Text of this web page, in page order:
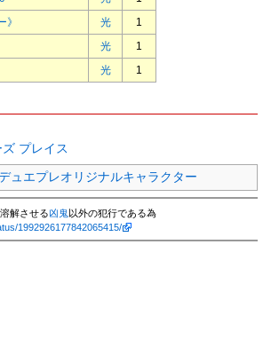
》
光
1
光
1
光 1
プレイス
ュエプレオリジナルキャラクター
解させる凶鬼 以外の犯行である為
1992926177842065415/